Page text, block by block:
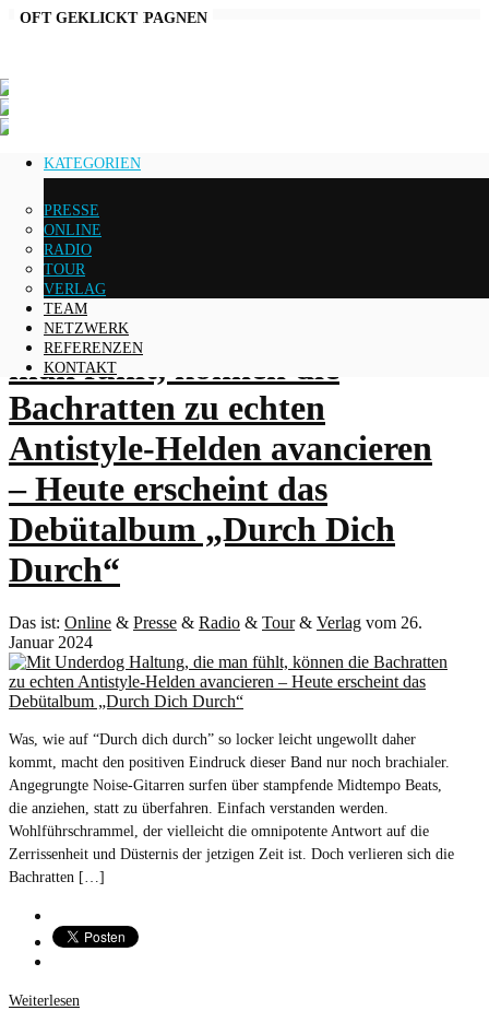
KATEGORIEN
PRESSE
ONLINE
RADIO
TOUR
VERLAG
TEAM
NETZWERK
REFERENZEN
KONTAKT
Online
Mit Underdog Haltung, die
man fühlt, können die
Bachratten zu echten
Antistyle-Helden avancieren
– Heute erscheint das
Debütalbum „Durch Dich
Durch“
Das ist: Online & Presse & Radio & Tour& Verlag vom 26.
Januar 2024
Was, wie auf “Durch dich durch” so locker leicht ungewollt daher
kommt, macht den positiven Eindruck dieser Band nur noch brachialer.
Angegrungte Noise-Gitarren surfen über stampfende Midtempo Beats,
die anziehen, statt zu überfahren. Einfach verstanden werden.
Wohlführschrammel, der vielleicht die omnipotente Antwort auf die
Zerrissenheit und Düsternis der jetzigen Zeit ist. Doch verlieren sich die
Bachratten […]
Weiterlesen
AKTUELLE KAMPAGNEN
OFT GEKLICKT